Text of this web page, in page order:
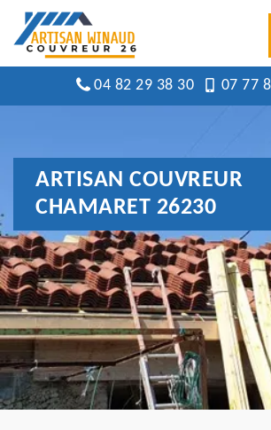
04 82 29 38 30 07 77
ARTISAN COUVREUR
CHAMARET 26230